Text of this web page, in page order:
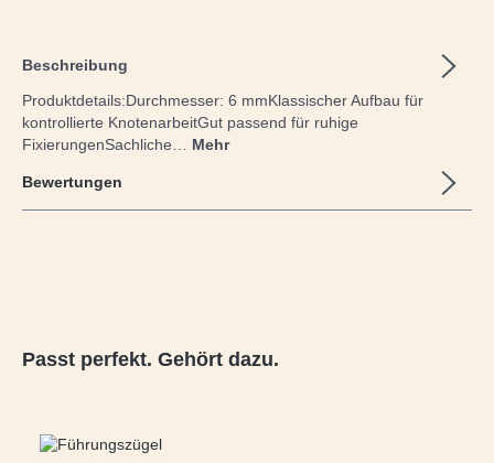
Beschreibung
Produktdetails:Durchmesser: 6 mmKlassischer Aufbau für
kontrollierte KnotenarbeitGut passend für ruhige
FixierungenSachliche… Mehr
Bewertungen
Produktgalerie überspringen
Passt perfekt. Gehört dazu.